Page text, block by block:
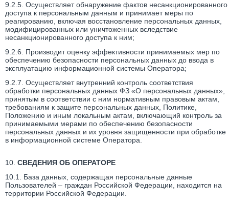
9.2.5. Осуществляет обнаружение фактов несанкционированного
доступа к персональным данным и принимает меры по
реагированию, включая восстановление персональных данных,
модифицированных или уничтоженных вследствие
несанкционированного доступа к ним;
9.2.6. Производит оценку эффективности принимаемых мер по
обеспечению безопасности персональных данных до ввода в
эксплуатацию информационной системы Оператора;
9.2.7. Осуществляет внутренний контроль соответствия
обработки персональных данных ФЗ «О персональных данных»,
принятым в соответствии с ним нормативным правовым актам,
требованиям к защите персональных данных, Политике,
Положению и иным локальным актам, включающий контроль за
принимаемыми мерами по обеспечению безопасности
персональных данных и их уровня защищенности при обработке
в информационной системе Оператора.
10. СВЕДЕНИЯ ОБ ОПЕРАТОРЕ
10.1. База данных, содержащая персональные данные
Пользователей – граждан Российской Федерации, находится на
территории Российской Федерации.